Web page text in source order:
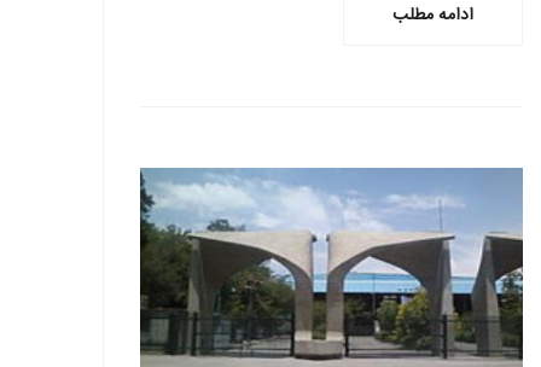
ادامه مطلب